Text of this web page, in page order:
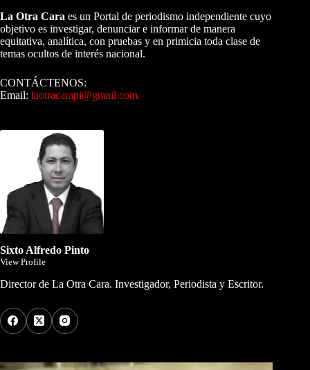
La Otra Cara es un Portal de periodismo independiente cuyo
objetivo es investigar, denunciar e informar de manera
equitativa, analítica, con pruebas y en primicia toda clase de
temas ocultos de interés nacional.
CONTÁCTENOS:
Email: laotracarapi@gmail.com
Sixto Alfredo Pinto
View Profile
Director de La Otra Cara. Investigador, Periodista y Escritor.